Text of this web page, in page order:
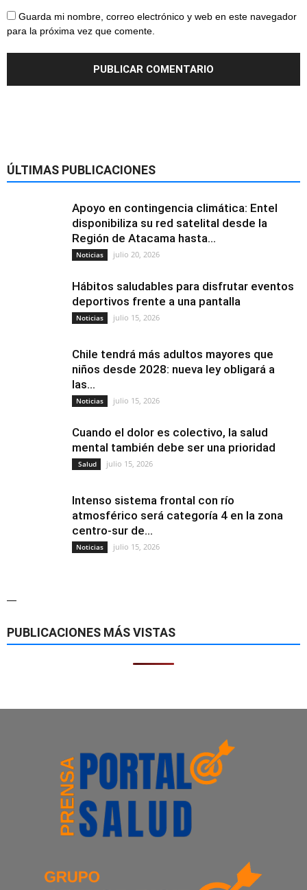
Guarda mi nombre, correo electrónico y web en este navegador
para la próxima vez que comente.
ÚLTIMAS PUBLICACIONES
Apoyo en contingencia climática: Entel
disponibiliza su red satelital desde la
Región de Atacama hasta...
Noticias julio 20, 2026
Hábitos saludables para disfrutar eventos
deportivos frente a una pantalla
Noticias julio 15, 2026
Chile tendrá más adultos mayores que
niños desde 2028: nueva ley obligará a
las...
Noticias julio 15, 2026
Cuando el dolor es colectivo, la salud
mental también debe ser una prioridad
Salud julio 15, 2026
Intenso sistema frontal con río
atmosférico será categoría 4 en la zona
centro-sur de...
Noticias julio 15, 2026
—
PUBLICACIONES MÁS VISTAS